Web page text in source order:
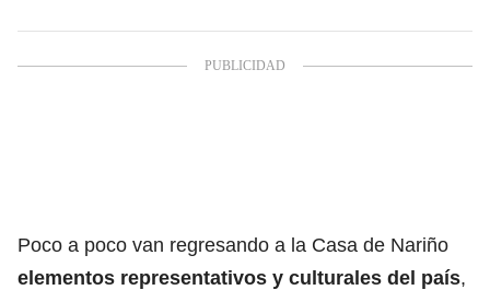
Poco a poco van regresando a la Casa de Nariño
elementos representativos y culturales del país,